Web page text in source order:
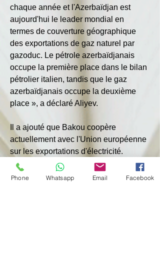
chaque année et l'Azerbaïdjan est
aujourd'hui le leader mondial en
termes de couverture géographique
des exportations de gaz naturel par
gazoduc. Le pétrole azerbaïdjanais
occupe la première place dans le bilan
pétrolier italien, tandis que le gaz
azerbaïdjanais occupe la deuxième
place », a déclaré Aliyev.
Il a ajouté que Bakou coopère
actuellement avec l'Union européenne
sur les exportations d'électricité.
Une étude de faisabilité pour les lignes
Phone Whatsapp Email Facebook